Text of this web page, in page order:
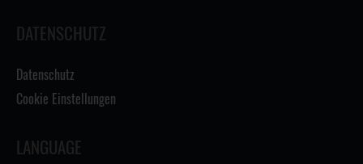
DATENSCHUTZ
Datenschutz
Cookie Einstellungen
LANGUAGE